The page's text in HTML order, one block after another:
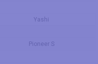
Yashi
Pioneer S